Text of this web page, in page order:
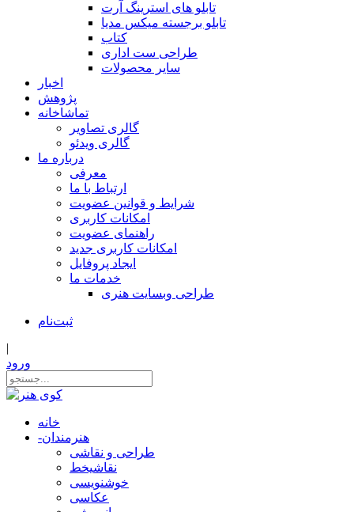
تابلو های استرینگ آرت
تابلو برجسته میکس مدیا
کتاب
طراحی ست اداری
سایر محصولات
اخبار
پژوهش
تماشاخانه
گالری تصاویر
گالری ویدئو
درباره ما
معرفی
ارتباط با ما
شرایط و قوانین عضویت
امکانات کاربری
راهنمای عضویت
امکانات کاربری جدید
ایجاد پروفایل
خدمات ما
طراحی وبسایت هنری
ثبت‌نام
|
ورود
خانه
-هنرمندان
طراحی و نقاشی
نقاشیخط
خوشنویسی
عکاسی